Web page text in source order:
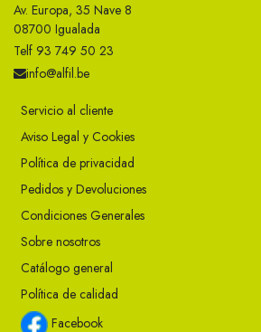
Av. Europa, 35 Nave 8
08700 Igualada
Telf 93 749 50 23
info@alfil.be
Servicio al cliente
Aviso Legal y Cookies
Política de privacidad
Pedidos y Devoluciones
Condiciones Generales
Sobre nosotros
Catálogo general
Política de calidad
Facebook